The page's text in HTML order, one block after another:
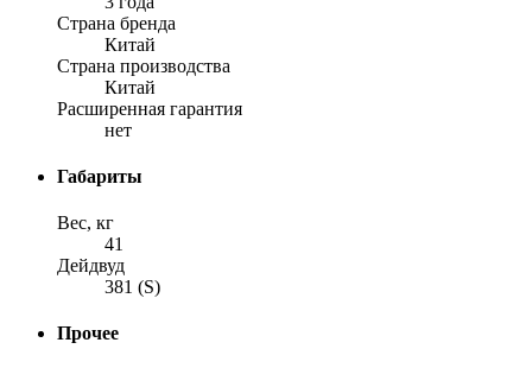
Страна бренда
Китай
Страна производства
Китай
Расширенная гарантия
нет
Габариты
Вес, кг
41
Дейдвуд
381 (S)
Прочее